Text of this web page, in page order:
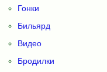
Гонки
Бильярд
Видео
Бродилки